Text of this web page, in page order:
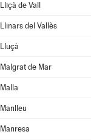
Lliçà de Vall
Llinars del Vallès
Lluçà
Malgrat de Mar
Malla
Manlleu
Manresa